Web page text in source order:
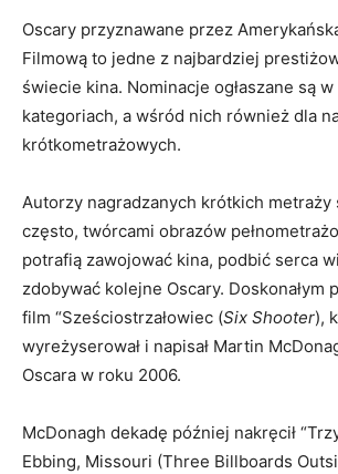
Oscary przyznawane przez
Filmową to jedne z najbardziej
świecie kina. Nominacje ogłaszane są
kategoriach, a wśród nich również dla
krótkometrażowych.
Autorzy nagradzanych krótkich metraży
często, twórcami obrazów
potrafią zawojować kina, podbić serca
zdobywać kolejne Oscary. Doskonałym
film “Sześciostrzałowiec (Six Shooter),
wyreżyserował i napisał Martin
Oscara w roku 2006.
McDonagh dekadę później nakręcił
Ebbing, Missouri (Three Billboards